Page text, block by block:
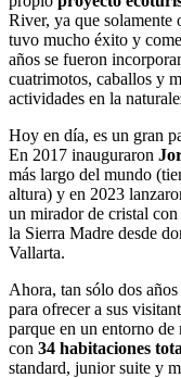
River, ya que solamente
tuvo mucho éxito y
años se fueron
cuatrimotos, caballos y
actividades en la
Hoy en día, es un gran
En 2017 inauguraron
más largo del mundo
altura) y en 2023
un mirador de cristal
la Sierra Madre desde
Vallarta.
Ahora, tan sólo dos
para ofrecer a sus
parque en un entorno
con 34 habitaciones
standard, junior suite y